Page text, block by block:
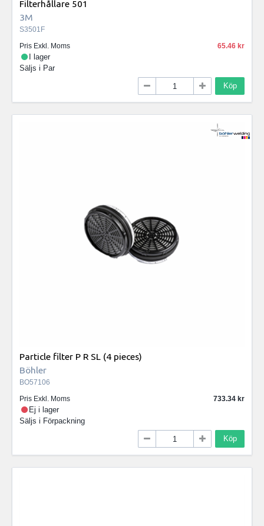
Filterhållare 501
3M
S3501F
Pris Exkl. Moms
65.46
I lager
Säljs i Par
Köp
Particle filter P R SL (4 pieces)
Böhler
BO57106
Pris Exkl. Moms
733.34
Ej i lager
Säljs i Förpackning
Köp